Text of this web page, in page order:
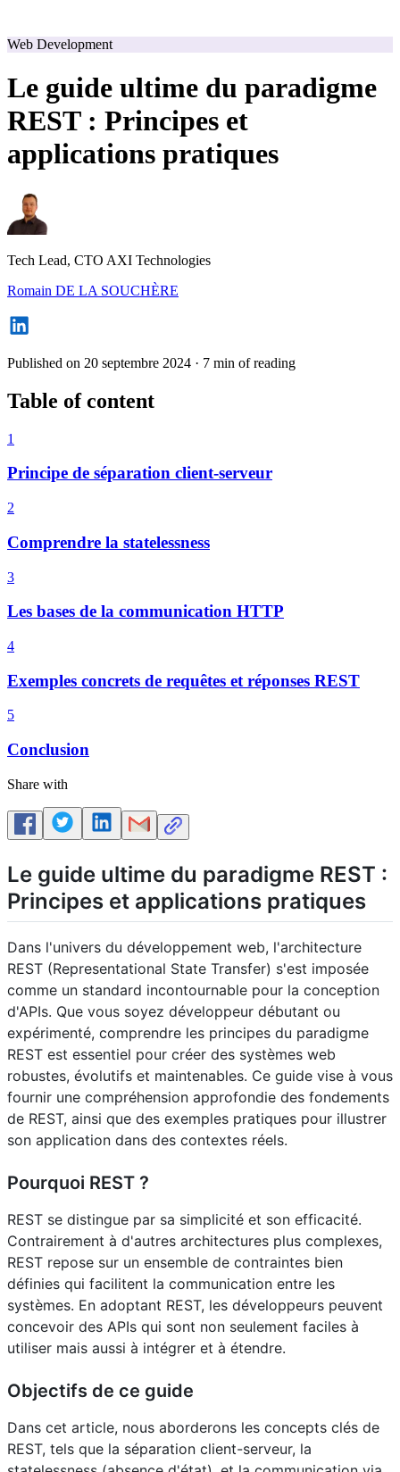
Web Development
Le guide ultime du paradigme
REST : Principes et
applications pratiques
Tech Lead, CTO AXI Technologies
Romain DE LA SOUCHÈRE
Published on 20 septembre 2024 · 7 min of reading
Table of content
1
Principe de séparation client-serveur
2
Comprendre la statelessness
3
Les bases de la communication HTTP
4
Exemples concrets de requêtes et réponses REST
5
Conclusion
Share with
Le guide ultime du paradigme REST :
Principes et applications pratiques
Dans l'univers du développement web, l'architecture
REST (Representational State Transfer) s'est imposée
comme un standard incontournable pour la conception
d'APIs. Que vous soyez développeur débutant ou
expérimenté, comprendre les principes du paradigme
REST est essentiel pour créer des systèmes web
robustes, évolutifs et maintenables. Ce guide vise à vous
fournir une compréhension approfondie des fondements
de REST, ainsi que des exemples pratiques pour illustrer
son application dans des contextes réels.
Pourquoi REST ?
REST se distingue par sa simplicité et son efficacité.
Contrairement à d'autres architectures plus complexes,
REST repose sur un ensemble de contraintes bien
définies qui facilitent la communication entre les
systèmes. En adoptant REST, les développeurs peuvent
concevoir des APIs qui sont non seulement faciles à
utiliser mais aussi à intégrer et à étendre.
Objectifs de ce guide
Dans cet article, nous aborderons les concepts clés de
REST, tels que la séparation client-serveur, la